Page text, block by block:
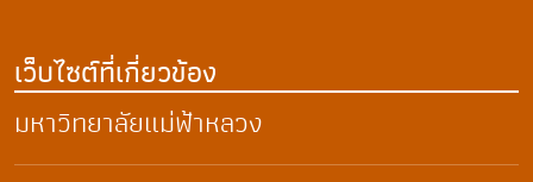
เว็บไซต์ที่เกี่ยวข้อง
มหาวิทยาลัยแม่ฟ้าหลวง